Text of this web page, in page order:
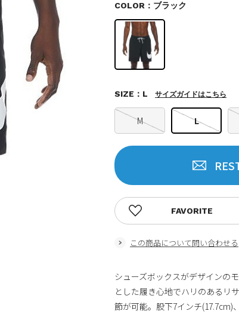
COLOR：ブラック
M L
SIZE：L サイズガイドはこちら
この商品について問い合わせる
FAVORITE
シューズボックスがデザインの
とした履き心地でハリのあるリ
節が可能。股下7インチ